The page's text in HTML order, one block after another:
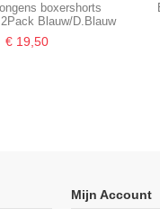
boxershorts
Blauw/D.Blauw
€ 19,50
Mijn Account